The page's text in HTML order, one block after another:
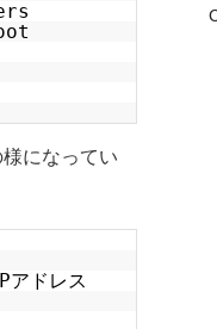
になってい
ドレス